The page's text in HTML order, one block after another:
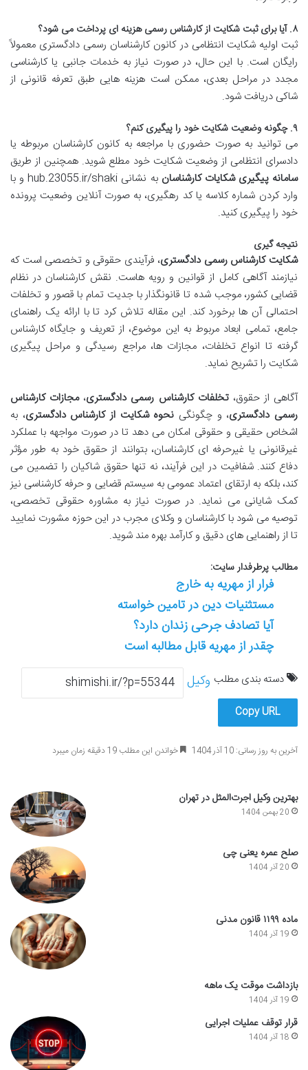
۸. آیا برای ثبت شکایت از کارشناس رسمی هزینه ای پرداخت می شود؟
ثبت اولیه شکایت انتظامی در کانون کارشناسان رسمی دادگستری معمولاً
رایگان است. با این حال، در صورت نیاز به خدمات جانبی یا کارشناسی
مجدد در مراحل بعدی، ممکن است هزینه هایی طبق تعرفه قانونی از
شاکی دریافت شود.
۹. چگونه وضعیت شکایت خود را پیگیری کنم؟
می توانید به صورت حضوری با مراجعه به کانون کارشناسان مربوطه یا
دادسرای انتظامی از وضعیت شکایت خود مطلع شوید. همچنین از طریق
سامانه پیگیری شکایات کارشناسان
به نشانی hub.23055.ir/shaki و با
وارد کردن شماره کلاسه یا کد رهگیری، به صورت آنلاین وضعیت پرونده
خود را پیگیری کنید.
نتیجه گیری
شکایت کارشناس رسمی دادگستری، فرآیندی حقوقی و تخصصی است که
نیازمند آگاهی کامل از قوانین و رویه هاست. نقش کارشناسان در نظام
قضایی کشور، موجب شده تا قانونگذار با جدیت تمام با قصور و تخلفات
احتمالی آن ها برخورد کند. این مقاله تلاش کرد تا با ارائه یک راهنمای
جامع، تمامی ابعاد مربوط به این موضوع، از تعریف و جایگاه کارشناس
گرفته تا انواع تخلفات، مجازات ها، مراجع رسیدگی و مراحل پیگیری
شکایت را تشریح نماید.
آگاهی از حقوق،تخلفات کارشناس رسمی دادگستری،مجازات کارشناس
رسمی دادگستری، و چگونگی نحوه شکایت از کارشناس دادگستری، به
اشخاص حقیقی و حقوقی امکان می دهد تا در صورت مواجهه با عملکرد
غیرقانونی یا غیرحرفه ای کارشناسان، بتوانند از حقوق خود به طور مؤثر
دفاع کنند. شفافیت در این فرآیند، نه تنها حقوق شاکیان را تضمین می
کند، بلکه به ارتقای اعتماد عمومی به سیستم قضایی و حرفه کارشناسی نیز
کمک شایانی می نماید. در صورت نیاز به مشاوره حقوقی تخصصی،
توصیه می شود با کارشناسان و وکلای مجرب در این حوزه مشورت نمایید
تا از راهنمایی های دقیق و کارآمد بهره مند شوید.
مطالب پرطرفدار سایت:
فرار از مهریه به خارج
مستثنیات دین در تامین خواسته
آیا تصادف جرحی زندان دارد؟
چقدر از مهریه قابل مطالبه است
دسته بندی مطلب وکیل
Copy URL
آخرین به روز رسانی: 10 آذر 1404 خواندن این مطلب 19 دقیقه زمان میبرد
بهترین وکیل اجرت‌المثل در تهران
20 بهمن 1404
صلح عمره یعنی چی
20 آذر 1404
ماده ۱۱۹۹ قانون مدنی
19 آذر 1404
بازداشت موقت یک ماهه
19 آذر 1404
قرار توقف عملیات اجرایی
18 آذر 1404